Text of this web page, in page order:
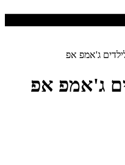
ג'אמפ אפ
ג'אמפ אפ